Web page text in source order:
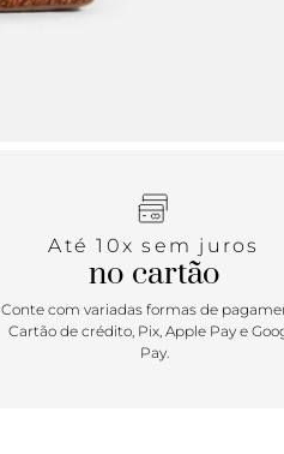
Até 10x sem juros
no cartão
Conte com variadas formas de
Cartão de crédito, Pix, Apple Pay e
Pay.